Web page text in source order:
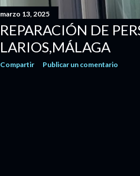
marzo 13, 2025
REPARACIÓN DE
LARIOS,MÁLAGA
Compartir Publicar un comentario